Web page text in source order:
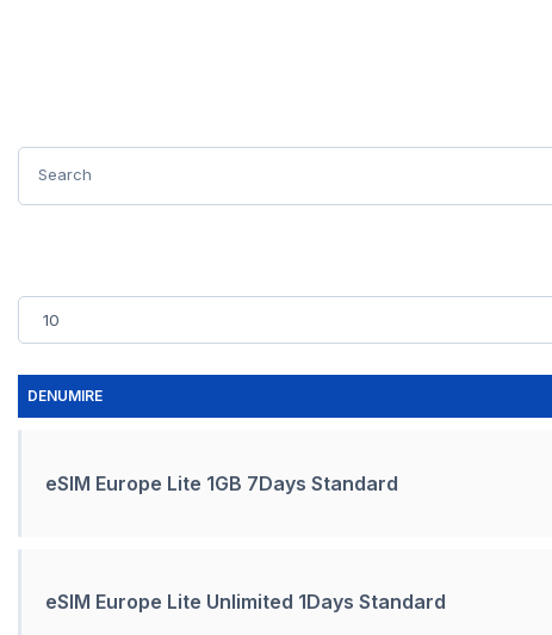
DENUMIRE
eSIM Europe Lite 1GB 7Days Standard
eSIM Europe Lite Unlimited 1Days Standard